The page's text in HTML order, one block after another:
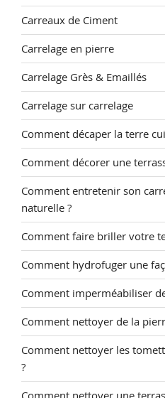
Carreaux de Ciment
Carrelage en pierre
Carrelage Grès & Emaillés
Carrelage sur carrelage
Comment décaper la terre
Comment décorer une
Comment entretenir son
naturelle ?
Comment faire briller votre
Comment hydrofuger une
Comment imperméabiliser
Comment nettoyer de la
Comment nettoyer les
?